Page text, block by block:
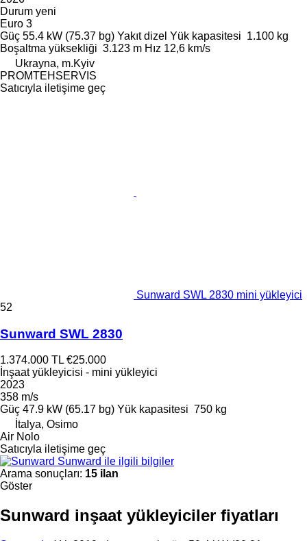
Durum yeni
Euro 3
Güç 55.4 kW (75.37 bg) Yakıt dizel Yük kapasitesi 1.100 kg
Boşaltma yüksekliği 3.123 m Hız 12,6 km/s
Ukrayna, m.Kyiv
PROMTEHSERVIS
Satıcıyla iletişime geç
Sunward SWL 2830 mini yükleyici
52
Sunward SWL 2830
1.374.000 TL €25.000
İnşaat yükleyicisi - mini yükleyici
2023
358 m/s
Güç 47.9 kW (65.17 bg) Yük kapasitesi 750 kg
İtalya, Osimo
Air Nolo
Satıcıyla iletişime geç
Sunward ile ilgili bilgiler
Arama sonuçları: 15 ilan
Göster
Sunward inşaat yükleyiciler fiyatları